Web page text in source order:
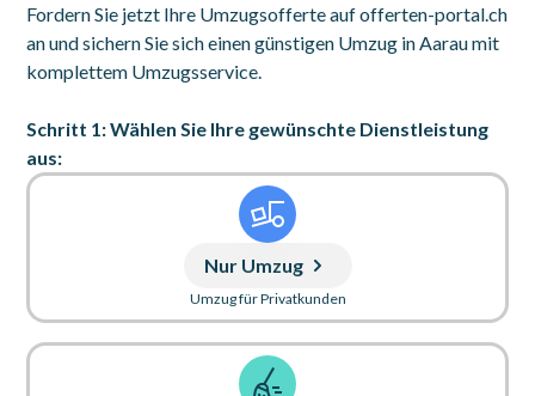
Fordern Sie jetzt Ihre Umzugsofferte auf offerten-portal.ch
an und sichern Sie sich einen günstigen Umzug in Aarau mit
komplettem Umzugsservice.
Schritt 1: Wählen Sie Ihre gewünschte Dienstleistung
aus:
Nur Umzug
Umzug für Privatkunden